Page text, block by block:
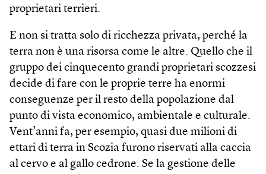
proprietari terrieri.
E non si tratta solo di ricchezza privata, perché la
terra non è una risorsa come le altre. Quello che il
gruppo dei cinquecento grandi proprietari scozzesi
decide di fare con le proprie terre ha enormi
conseguenze per il resto della popolazione dal
punto di vista economico, ambientale e culturale.
Vent’anni fa, per esempio, quasi due milioni di
ettari di terra in Scozia furono riservati alla caccia
al cervo e al gallo cedrone. Se la gestione delle